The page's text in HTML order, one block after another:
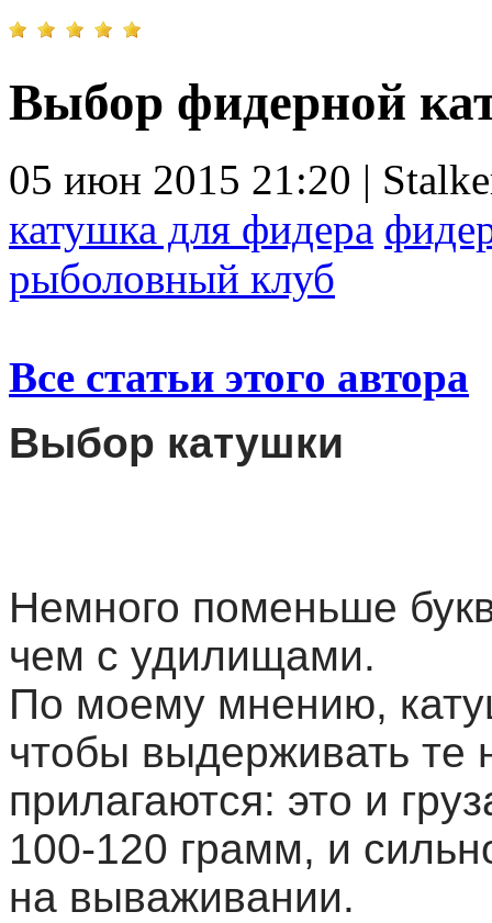
Выбор фидерной
05 июн 2015 21:20 |
катушка для фидера
рыболовный клуб
Все статьи этого автора
Выбор катушки
Немного поменьше
чем с удилищами.
По моему мнению,
чтобы выдерживать те
прилагаются: это и
100-120 грамм, и
на вываживании.